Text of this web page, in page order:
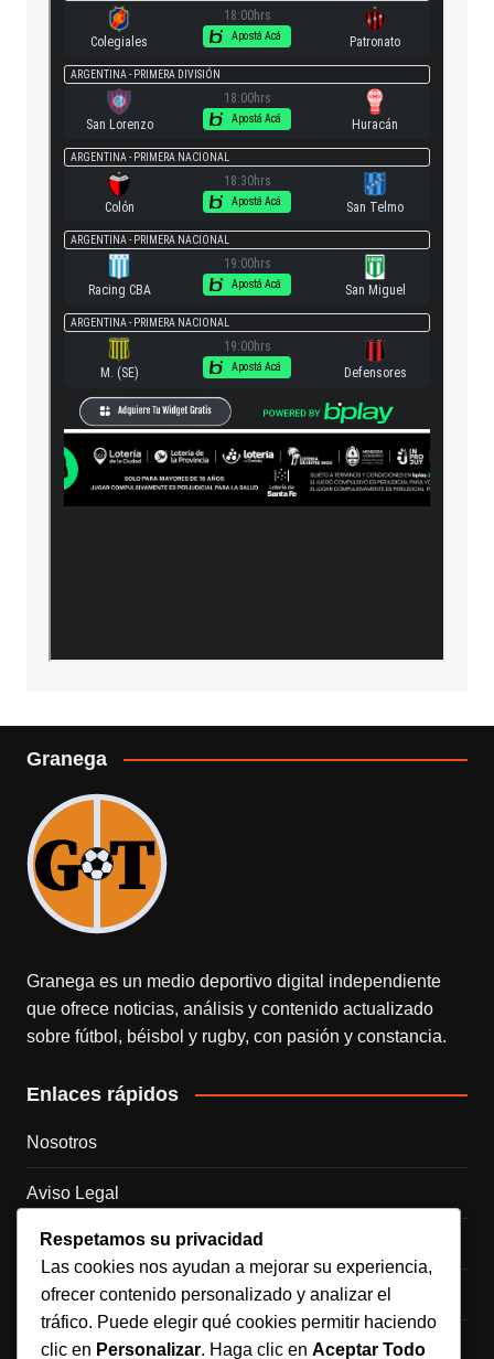
Granega
Granega es un medio deportivo digital independiente
que ofrece noticias, análisis y contenido actualizado
sobre fútbol, béisbol y rugby, con pasión y constancia.
Enlaces rápidos
Nosotros
Aviso Legal
Política de Cookies
Política de Privacidad
Contacto
Respetamos su privacidad
Las cookies nos ayudan a mejorar su experiencia,
ofrecer contenido personalizado y analizar el
tráfico. Puede elegir qué cookies permitir haciendo
clic en Personalizar. Haga clic en Aceptar Todo